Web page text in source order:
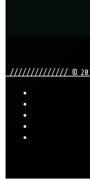
////////////// © 2019-